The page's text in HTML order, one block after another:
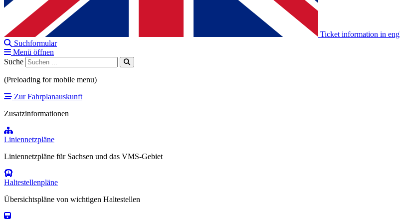
Ticket information in
Suchformular
Menü öffnen
Suche
(Preloading for mobile menu)
Zur Fahrplanauskunft
Zusatzinformationen
Liniennetzpläne
Liniennetzpläne für Sachsen und das VMS-Gebiet
Haltestellenpläne
Übersichtspläne von wichtigen Haltestellen